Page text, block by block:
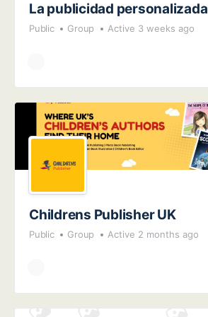
La publicidad personalizada
Public Group Active 3 weeks ago
Childrens Publisher UK
Public Group Active 2 months ago